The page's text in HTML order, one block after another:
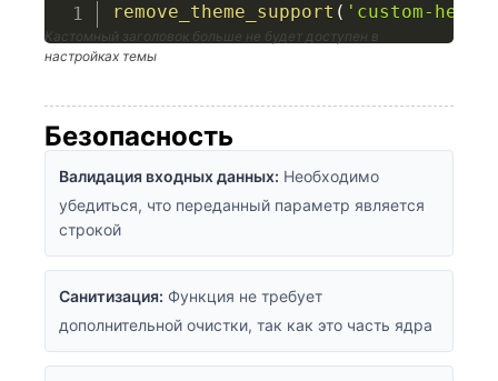
remove_theme_support ( 'custom-
Кастомный заголовок больше не будет доступен в
настройках темы
Безопасность
Валидация входных данных: Необходимо
убедиться, что переданный параметр является
строкой
Санитизация: Функция не требует
дополнительной очистки, так как это часть ядра